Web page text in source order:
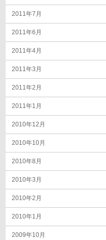
2011年7月
2011年6月
2011年4月
2011年3月
2011年2月
2011年1月
2010年12月
2010年10月
2010年8月
2010年3月
2010年2月
2010年1月
2009年10月